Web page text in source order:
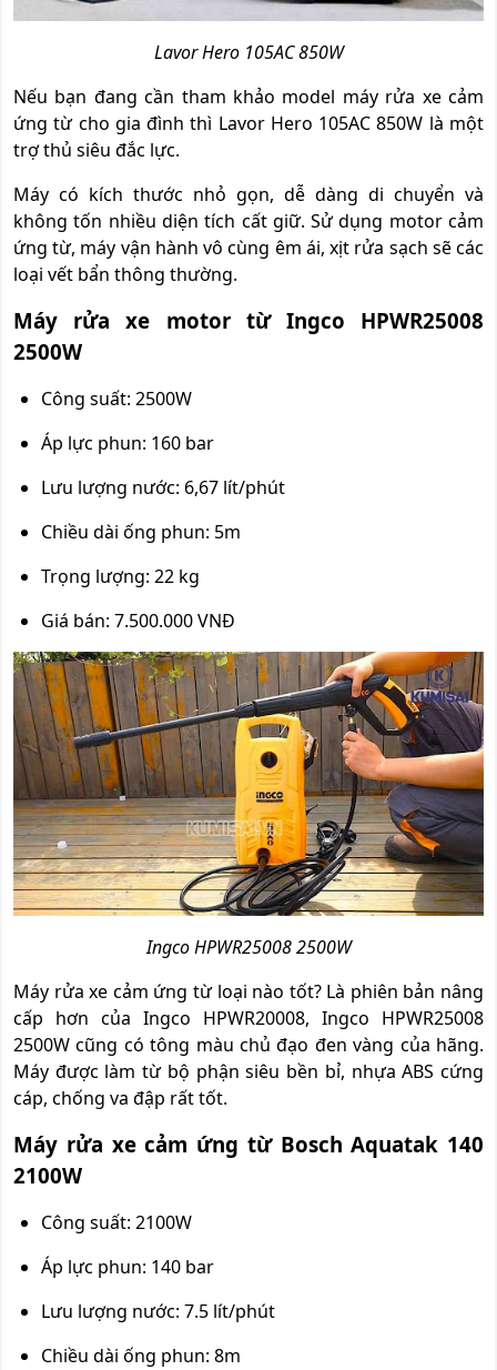
Lavor Hero 105AC 850W
Nếu bạn đang cần tham khảo model máy rửa xe cảm
ứng từ cho gia đình thì Lavor Hero 105AC 850W là một
trợ thủ siêu đắc lực.
Máy có kích thước nhỏ gọn, dễ dàng di chuyển và
không tốn nhiều diện tích cất giữ. Sử dụng motor cảm
ứng từ, máy vận hành vô cùng êm ái, xịt rửa sạch sẽ các
loại vết bẩn thông thường.
Máy rửa xe motor từ Ingco HPWR25008
2500W
Công suất: 2500W
Áp lực phun: 160 bar
Lưu lượng nước: 6,67 lít/phút
Chiều dài ống phun: 5m
Trọng lượng: 22 kg
Giá bán: 7.500.000 VNĐ
Ingco HPWR25008 2500W
Máy rửa xe cảm ứng từ loại nào tốt? Là phiên bản nâng
cấp hơn của Ingco HPWR20008, Ingco HPWR25008
2500W cũng có tông màu chủ đạo đen vàng của hãng.
Máy được làm từ bộ phận siêu bền bỉ, nhựa ABS cứng
cáp, chống va đập rất tốt.
Máy rửa xe cảm ứng từ Bosch Aquatak 140
2100W
Công suất: 2100W
Áp lực phun: 140 bar
Lưu lượng nước: 7.5 lít/phút
Chiều dài ống phun: 8m